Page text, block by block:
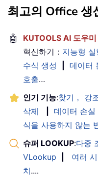
최고의 Office 생
🤖 KUTOOLS AI 도우미
혁신하기： 지능형 실
수식 생성
데이터
호출…
인기 기능:찾기， 강
삭제
데이터 손
식을 사용하지 않는
슈퍼 LOOKUP:다중
VLookup
여러
치....